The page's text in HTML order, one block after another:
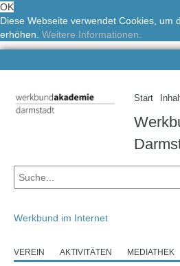
OK
Diese Webseite verwendet Cookies, um
erhöhen. Weitere Informationen.
Start
Werkbund im Internet
VEREIN AKTIVITÄTEN MEDIATHEK